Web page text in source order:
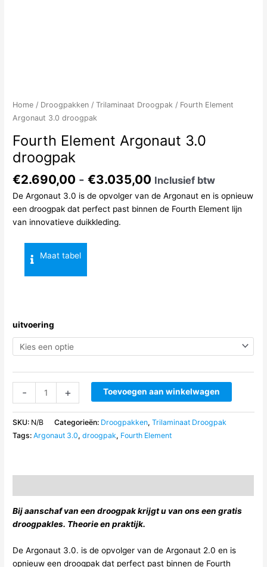
Home / Droogpakken /Trilaminaat Droogpak / Fourth Element
Argonaut 3.0 droogpak
Fourth Element Argonaut 3.0
droogpak
€2.690,00 - €3.035,00 Prijsklasse:
€2.690,00
tot
Inclusief btw
De Argonaut 3.0 is de opvolger van de Argonaut en is opnieuw
een droogpak dat perfect past binnen de Fourth Element lijn
van innovatieve duikkleding.
Maat tabel
uitvoering
-
Element
Argonaut
3.0
droogpak
+ Toevoegen aan winkelwagen
SKU: N/B Categorieën: Droogpakken,Trilaminaat Droogpak
Tags:Argonaut 3.0,droogpak, Fourth Element
Bij aanschaf van een droogpak krijgt u van ons een gratis
droogpakles. Theorie en praktijk.
De Argonaut 3.0. is de opvolger van de Argonaut 2.0 en is
opnieuw een droogpak dat perfect past binnen de Fourth